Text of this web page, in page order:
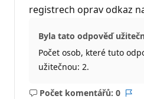
registrech oprav odkaz
Byla tato odpověď
Počet osob, které tuto
užitečnou: 2.
Počet komentářů: 0